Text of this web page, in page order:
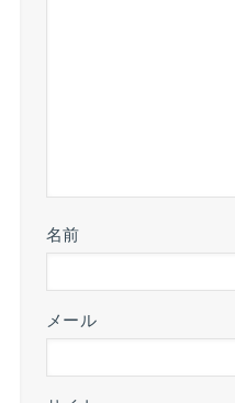
名前
メール